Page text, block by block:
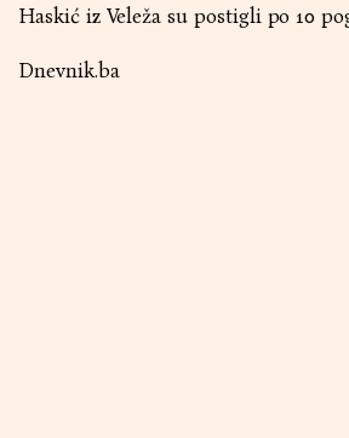
Haskić iz Veleža su postigli po 10
Dnevnik.ba